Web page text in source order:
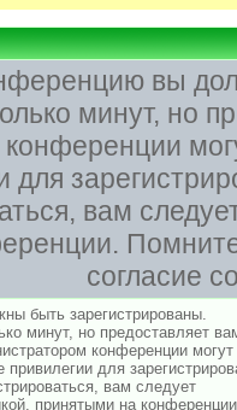
вы
минут, но
для
вам
согласие
быть зарегистрированы.
минут, но предоставляет
конференции
для
вам следует
принятыми на